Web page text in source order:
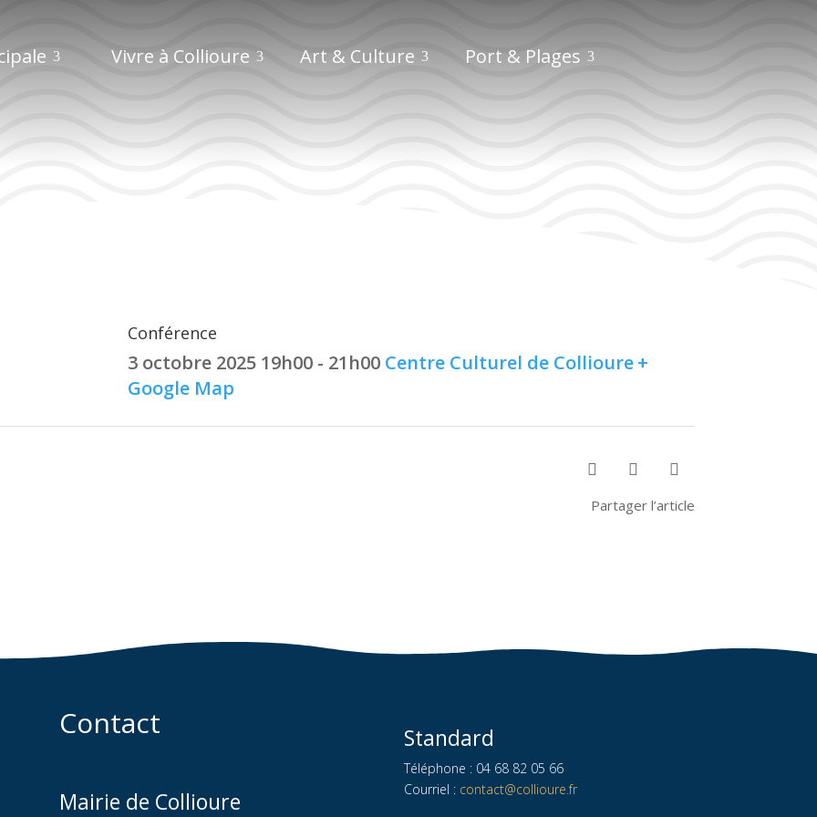
Vivre à Collioure Art & Culture Port & Plages
Conférence
3 octobre 2025 19h00 - 21h00 Centre Culturel de Collioure+
Google Map
 

Partager l’article
Contact
Mairie de Collioure
Standard
Téléphone : 04 68 82 05 66
Courriel : contact@collioure.fr